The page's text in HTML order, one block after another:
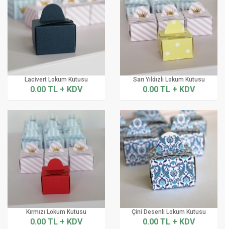
Lacivert Lokum Kutusu
0.00 TL + KDV
Sarı Yıldızlı Lokum Kutusu
0.00 TL + KDV
Kırmızı Lokum Kutusu
0.00 TL + KDV
Çini Desenli Lokum Kutusu
0.00 TL + KDV